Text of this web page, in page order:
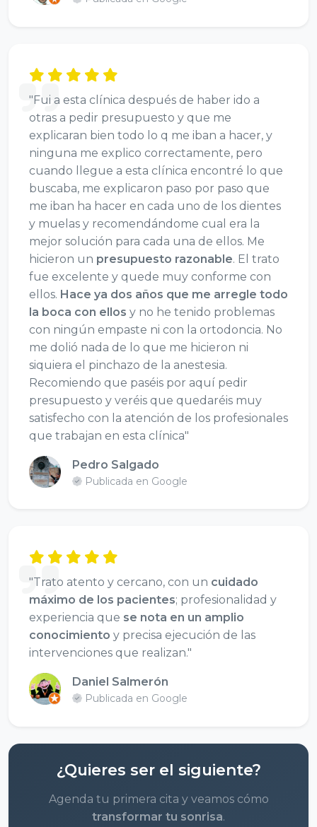
"Fui a esta clínica después de haber ido a
otras a pedir presupuesto y que me
explicaran bien todo lo q me iban a hacer, y
ninguna me explico correctamente, pero
cuando llegue a esta clínica encontré lo que
buscaba, me explicaron paso por paso que
me iban ha hacer en cada uno de los dientes
y muelas y recomendándome cual era la
mejor solución para cada una de ellos. Me
hicieron un presupuesto razonable. El trato
fue excelente y quede muy conforme con
ellos. Hace ya dos años que me arregle todo
la boca con ellos y no he tenido problemas
con ningún empaste ni con la ortodoncia. No
me dolió nada de lo que me hicieron ni
siquiera el pinchazo de la anestesia.
Recomiendo que paséis por aquí pedir
presupuesto y veréis que quedaréis muy
satisfecho con la atención de los profesionales
que trabajan en esta clínica"
Pedro Salgado
Publicada en Google
"Trato atento y cercano, con un cuidado
máximo de los pacientes; profesionalidad y
experiencia que se nota en un amplio
conocimiento y precisa ejecución de las
intervenciones que realizan."
Daniel Salmerón
Publicada en Google
¿Quieres ser el siguiente?
Agenda tu primera cita y veamos cómo
transformar tu sonrisa.